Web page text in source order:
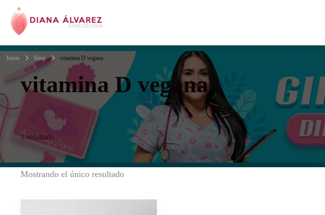
Inicio Shop vitamina D vegana
vitamina D vegana
1 resultado
Mostrando el único resultado